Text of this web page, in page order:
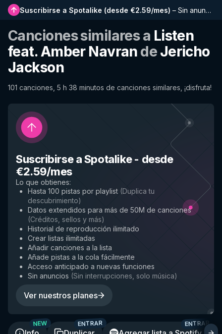
Suscribirse a Spotalike (desde €2.59/mes) – Sin anuncios, listas más largas, historial completo y acceso anticipado a nuevas funciones
Canciones similares a Listen
feat. Amber Navran de Jericho
Jackson
101 canciones, 5 h 38 minutos de canciones similares, ¡disfruta!
Suscribirse a Spotalike- desde
€2.59/mes
Lo que obtienes:
Hasta 100 pistas por playlist (Duplica tu
descubrimiento)
Datos extendidos para más de 50M de canciones
(Créditos, sellos y más)
Historial de reproducción ilimitado
Crear listas ilimitadas
Añadir canciones a la lista
Añade pistas a la cola fácilmente
Acceso anticipado a nuevas funciones
Sin anuncios (Sin interrupciones, solo música)
Ver nuestros planes
NEW ENTRAR ENTRAR